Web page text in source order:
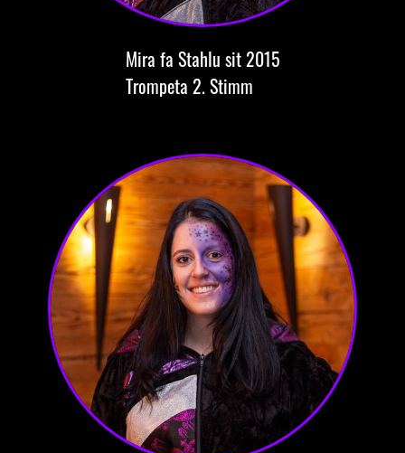
Mira fa Stahlu sit 2015
Trompeta 2. Stimm